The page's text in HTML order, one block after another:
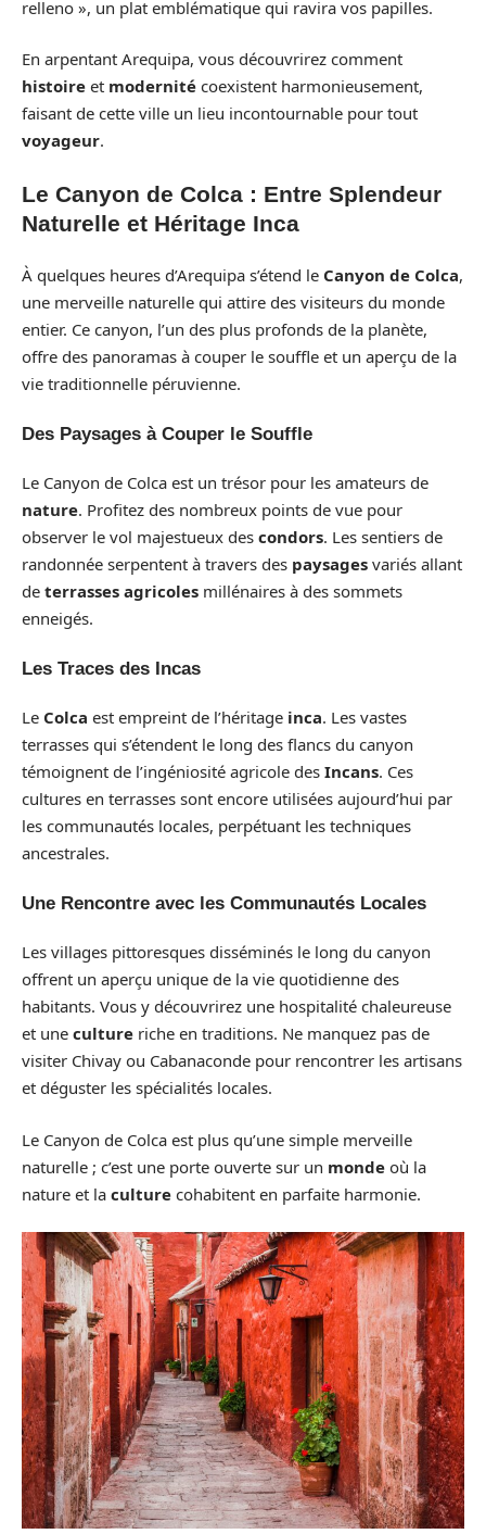
relleno », un plat emblématique qui ravira vos papilles.
En arpentant Arequipa, vous découvrirez comment
histoire et modernité coexistent harmonieusement,
faisant de cette ville un lieu incontournable pour tout
voyageur.
Le Canyon de Colca : Entre Splendeur
Naturelle et Héritage Inca
À quelques heures d’Arequipa s’étend le Canyon de Colca,
une merveille naturelle qui attire des visiteurs du monde
entier. Ce canyon, l’un des plus profonds de la planète,
offre des panoramas à couper le souffle et un aperçu de la
vie traditionnelle péruvienne.
Des Paysages à Couper le Souffle
Le Canyon de Colca est un trésor pour les amateurs de
nature. Profitez des nombreux points de vue pour
observer le vol majestueux des condors. Les sentiers de
randonnée serpentent à travers des paysages variés allant
de terrasses agricoles millénaires à des sommets
enneigés.
Les Traces des Incas
Le Colca est empreint de l’héritage inca. Les vastes
terrasses qui s’étendent le long des flancs du canyon
témoignent de l’ingéniosité agricole des Incans. Ces
cultures en terrasses sont encore utilisées aujourd’hui par
les communautés locales, perpétuant les techniques
ancestrales.
Une Rencontre avec les Communautés Locales
Les villages pittoresques disséminés le long du canyon
offrent un aperçu unique de la vie quotidienne des
habitants. Vous y découvrirez une hospitalité chaleureuse
et une culture riche en traditions. Ne manquez pas de
visiter Chivay ou Cabanaconde pour rencontrer les artisans
et déguster les spécialités locales.
Le Canyon de Colca est plus qu’une simple merveille
naturelle ; c’est une porte ouverte sur un monde où la
nature et la culture cohabitent en parfaite harmonie.